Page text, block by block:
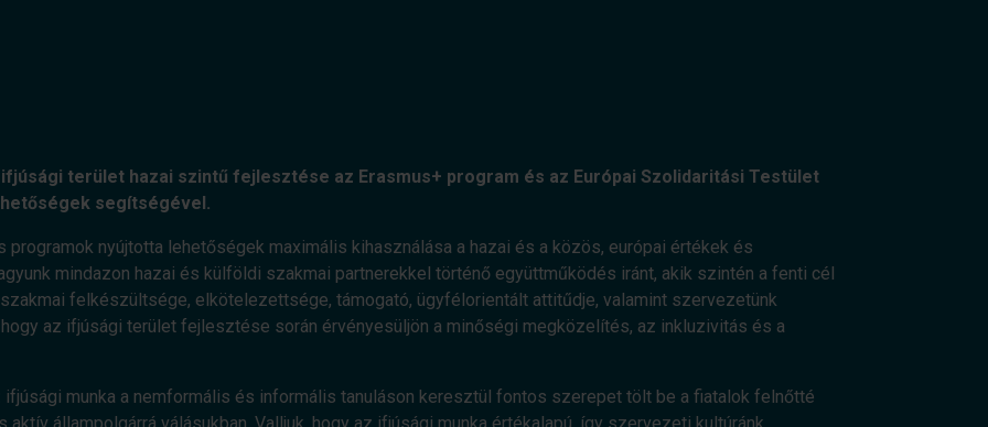
ifjúsági terület hazai szintű fejlesztése az Erasmus+ program és az Európai Szolidaritási Testület
segítségével.
programok nyújtotta lehetőségek maximális kihasználása a hazai és a közös, európai értékek és
mindazon hazai és külföldi szakmai partnerekkel történő együttműködés iránt, akik szintén a fenti cél
szakmai felkészültsége, elkötelezettsége, támogató, ügyfélorientált attitűdje, valamint szervezetünk
az ifjúsági terület fejlesztése során érvényesüljön a minőségi megközelítés, az inkluzivitás és a
ifjúsági munka a nemformális és informális tanuláson keresztül fontos szerepet tölt be a fiatalok felnőtté